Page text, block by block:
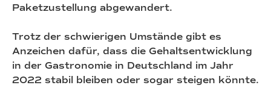
Paketzustellung abgewandert.
Trotz der schwierigen Umstände gibt es
Anzeichen dafür, dass die Gehaltsentwicklung
in der Gastronomie in Deutschland im Jahr
2022 stabil bleiben oder sogar steigen könnte.